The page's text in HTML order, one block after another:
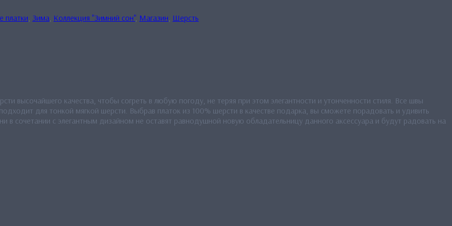
платки Зима Коллекция "Зимний сон", Магазин Шерсть
высочайшего качества, чтобы согреть в любую погоду, не теряя при этом элегантности и утонченности стиля. Все швы
для тонкой мягкой шерсти. Выбрав платок из 100% шерсти в качестве подарка, вы сможете порадовать и удивить
в сочетании с элегантным дизайном не оставят равнодушной новую обладательницу данного аксессуара и будут радовать на